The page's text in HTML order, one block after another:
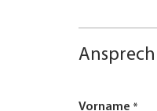
Vorname